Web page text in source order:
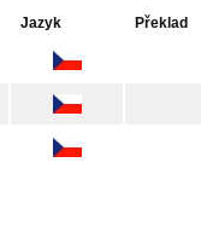
Jazyk Překlad